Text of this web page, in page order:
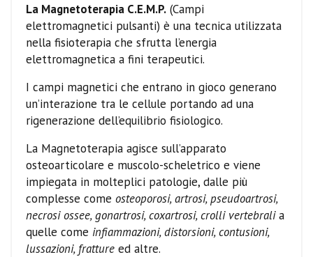
La Magnetoterapia C.E.M.P. (Campi
elettromagnetici pulsanti) è una tecnica utilizzata
nella fisioterapia che sfrutta l’energia
elettromagnetica a fini terapeutici.
I campi magnetici che entrano in gioco generano
un’interazione tra le cellule portando ad una
rigenerazione dell’equilibrio fisiologico.
La Magnetoterapia agisce sull’apparato
osteoarticolare e muscolo-scheletrico e viene
impiegata in molteplici patologie, dalle più
complesse come osteoporosi, artrosi, pseudoartrosi,
necrosi ossee, gonartrosi, coxartrosi, crolli vertebralia
quelle come infiammazioni, distorsioni, contusioni,
lussazioni, fratture ed altre.